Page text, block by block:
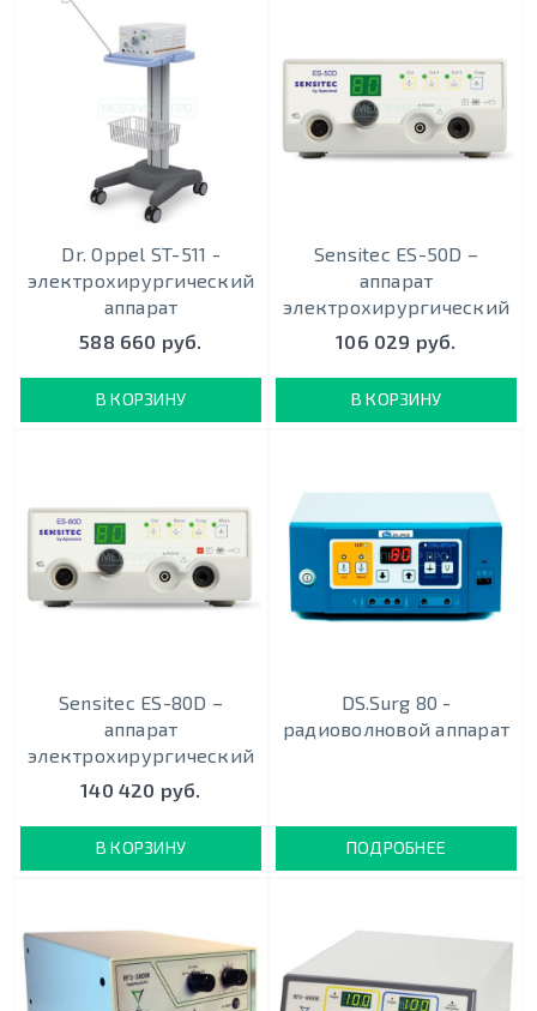
Dr. Oppel ST-511 -
электрохирургический
аппарат
588 660 руб.
В КОРЗИНУ
Sensitec ES-50D –
аппарат
электрохирургический
106 029 руб.
В КОРЗИНУ
Sensitec ES-80D –
аппарат
электрохирургический
140 420 руб.
В КОРЗИНУ
DS.Surg 80 -
радиоволновой аппарат
ПОДРОБНЕЕ